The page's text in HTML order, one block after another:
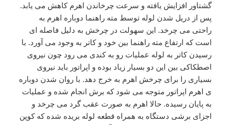
گشتاور افزایش یافته و سرعت چرخاندن اهرم کاهش می یابد.
پس از دریل شدن لوله توسط مته راهنما دوباره اهرم به
راحتی می چرخد. این سهولت در چرخش به دلیل فاصله ای
است که ارتفاع مته راهنما بین خود و کاتر به وجود می آورد. با
رسیدن کاتر به لوله عملیات رو به کندی می رود چون نیروی
اصطکاکی بین این دو بسیار زیاد بوده و اپراتور باید نیروی
بسیاری را برای چرخش اهرم به خرج دهد. با روان شدن دوباره
ی اهرم اپراتور متوجه می شود که برش انجام شده و عملیات
به پایان رسیده. حالا اهرم به صورت عقب گرد می چرخد و
اجزای برشی دستگاه به همراه قطعه لوله بریده شده که کوپن